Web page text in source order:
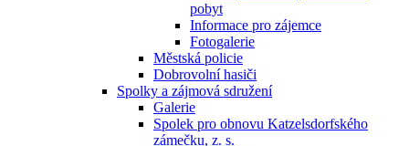
pobyt
Informace pro zájemce
Fotogalerie
Městská policie
Dobrovolní hasiči
Spolky a zájmová sdružení
Galerie
Spolek pro obnovu Katzelsdorfského
zámečku, z. s.